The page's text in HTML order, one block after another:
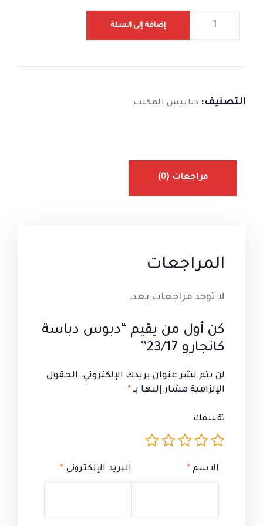
إضافة إلى السلة
التصنيف: دبابيس المكتب
مراجعات (0)
المراجعات
لا توجد مراجعات بعد.
كن أول من يقيم “دبوس دباسة
كانجارو 23/17”
لن يتم نشر عنوان بريدك الإلكتروني. الحقول
الإلزامية مشار إليها بـ *
تقييمك
الاسم * البريد الإلكتروني *